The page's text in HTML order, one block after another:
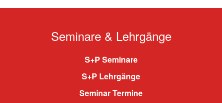
Seminare & Lehrgänge
S+P Seminare
S+P Lehrgänge
Seminar Termine